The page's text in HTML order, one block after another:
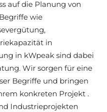
auf die Planung von
wie
in
in kWpeak sind dabei
Wir sorgen für eine
Begriffe und bringen
konkreten Projekt .
Industrieprojekten